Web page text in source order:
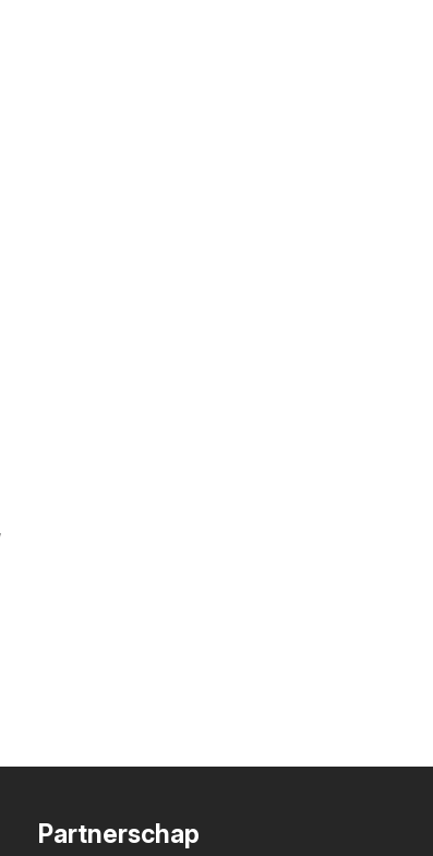
Partnerschap